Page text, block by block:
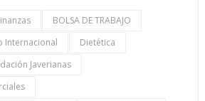
BOLSA DE TRABAJO
Internacional
Dietética
Javerianas